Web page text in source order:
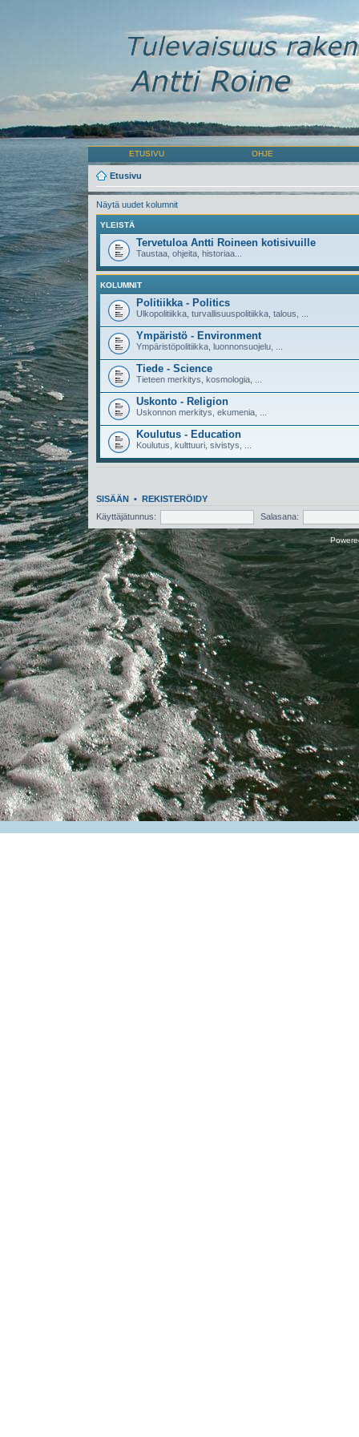
ETUSIVU OHJE
Etusivu
Näytä uudet kolumnit
YLEISTÄ
Tervetuloa Antti Roineen kotisivuille
Taustaa, ohjeita, historiaa...
KOLUMNIT
Politiikka - Politics
Ulkopolitiikka, turvallisuuspolitiikka, talous, ...
Ympäristö - Environment
Ympäristöpolitiikka, luonnonsuojelu, ...
Tiede - Science
Tieteen merkitys, kosmologia, ...
Uskonto - Religion
Uskonnon merkitys, ekumenia, ...
Koulutus - Education
Koulutus, kulttuuri, sivistys, ...
SISÄÄN • REKISTERÖIDY
Käyttäjätunnus:
Salasana: